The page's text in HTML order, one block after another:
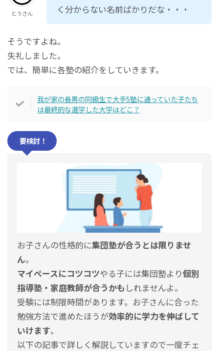
とうさん
く分からない名前ばかりだな・・・
そうですよね。
失礼しました。
では、簡単に各塾の紹介をしていきます。
我が家の長男の同級生で大手5塾に通っていた子たち
は最終的な進学した大学はどこ？
要検討！
お子さんの性格的に集団塾が合うとは限りませ
ん。
マイペースにコツコツやる子には集団塾より個別
指導塾・家庭教師が合うかも しれませんよ。
受験には制限時間があります。お子さんに合った
勉強方法で進めたほうが効率的に学力を伸ばして
いけます。
以下の記事で詳しく解説していますので一度チェ